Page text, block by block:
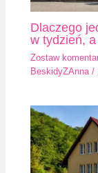
Dlaczego
w tydzień,
Zostaw
BeskidyZAnna/